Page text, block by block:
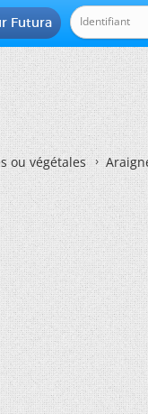
Futura
ou végétales